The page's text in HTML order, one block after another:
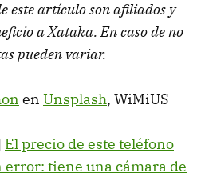
este artículo son afiliados y
a Xataka. En caso de no
pueden variar.
en Unsplash, WiMiUS
El precio de este teléfono
error: tiene una cámara de